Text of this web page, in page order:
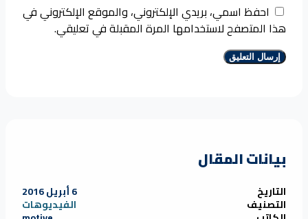
احفظ اسمي، بريدي الإلكتروني، والموقع الإلكتروني في
هذا المتصفح لاستخدامها المرة المقبلة في تعليقي.
بيانات المقال
التاريخ 6 أبريل 2016
التصنيف الفيديوهات